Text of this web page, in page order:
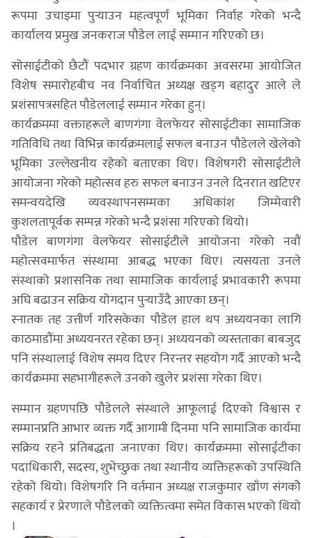
रूपमा उचाइमा पुर्‍याउन महत्वपूर्ण भूमिका निर्वाह गरेको भन्दै
कार्यालय प्रमुख जनकराज पौडेल लाई सम्मान गरिएको छ।
सोसाईटीको छैटौं पदभार ग्रहण कार्यक्रमका अवसरमा आयोजित
विशेष समारोहबीच नव निर्वाचित अध्यक्ष खड्ग बहादुर आले ले
प्रशंसापत्रसहित पौडेललाई सम्मान गरेका हुन्।
कार्यक्रममा वक्ताहरूले बाणगंगा वेलफेयर सोसाईटीका सामाजिक
गतिविधि तथा विभिन्न कार्यक्रमलाई सफल बनाउन पौडेलले खेलेको
भूमिका उल्लेखनीय रहेको बताएका थिए। विशेषगरी सोसाईटीले
आयोजना गरेको महोत्सव हरु सफल बनाउन उनले दिनरात खटिएर
समन्वयदेखि व्यवस्थापनसम्मका अधिकांश जिम्मेवारी
कुशलतापूर्वक सम्पन्न गरेको भन्दै प्रशंसा गरिएको थियो।
पौडेल बाणगंगा वेलफेयर सोसाईटीले आयोजना गरेको नवौं
महोत्सवमार्फत संस्थामा आबद्ध भएका थिए। त्यसयता उनले
संस्थाको प्रशासनिक तथा सामाजिक कार्यलाई प्रभावकारी रूपमा
अघि बढाउन सक्रिय योगदान पुर्‍याउँदै आएका छन्।
स्नातक तह उत्तीर्ण गरिसकेका पौडेल हाल थप अध्ययनका लागि
काठमाडौंमा अध्ययनरत रहेका छन्। अध्ययनको व्यस्तताका बाबजुद
पनि संस्थालाई विशेष समय दिएर निरन्तर सहयोग गर्दै आएको भन्दै
कार्यक्रममा सहभागीहरूले उनको खुलेर प्रशंसा गरेका थिए।
सम्मान ग्रहणपछि पौडेलले संस्थाले आफूलाई दिएको विश्वास र
सम्मानप्रति आभार व्यक्त गर्दै आगामी दिनमा पनि सामाजिक कार्यमा
सक्रिय रहने प्रतिबद्धता जनाएका थिए। कार्यक्रममा सोसाईटीका
पदाधिकारी, सदस्य, शुभेच्छुक तथा स्थानीय व्यक्तिहरूको उपस्थिति
रहेको थियो। विशेषगरि नि वर्तमान अध्यक्ष राजकुमार खाँण संगकोे
सहकार्य र प्रेरणाले पौडेलको व्यक्तित्वमा समेत विकास भएको थियो
।